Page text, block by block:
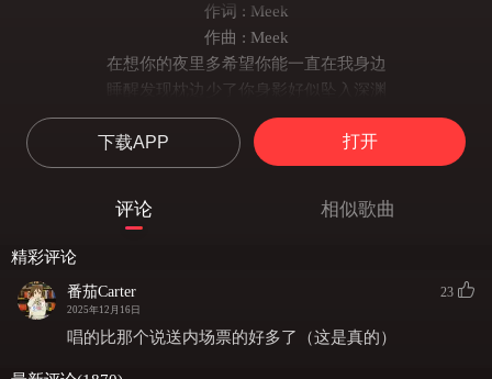
作词 : Meek
作曲 : Meek
在想你的夜里多希望你能一直在我身边
睡醒发现枕边少了你身影好似坠入深渊
想起最开始的你笑着陪我挤在单人间
如今只能孤零零的躺着抽完手里这根烟
我知道我没本事
回想那时真的可笑
下载APP 打开
评论 相似歌曲
精彩评论
番茄Carter
2025年12月16日
23
唱的比那个说送内场票的好多了（这是真的）